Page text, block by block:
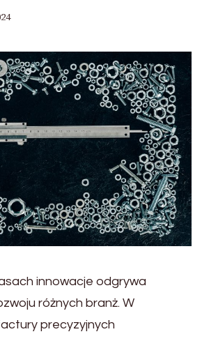
innowacje odgrywa
różnych branż. W
precyzyjnych